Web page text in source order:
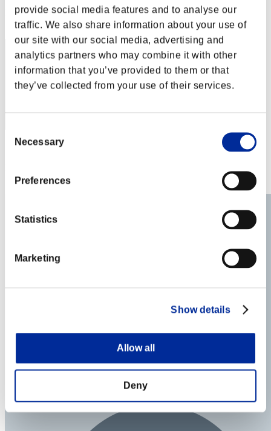
provide social media features and to analyse our
traffic. We also share information about your use of
our site with our social media, advertising and
analytics partners who may combine it with other
information that you’ve provided to them or that
they’ve collected from your use of their services.
Selection
Necessary
Preferences
Statistics
Marketing
Show details
Allow all
Deny
Posizione
31
Punteggio: -
33